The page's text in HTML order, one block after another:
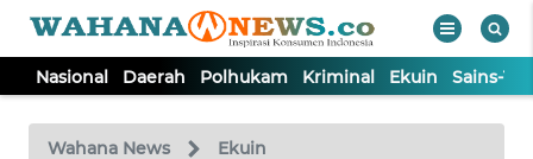
Nasional Daerah Polhukam Kriminal Ekuin Sains-
Wahana News Ekuin
TV
Tutup